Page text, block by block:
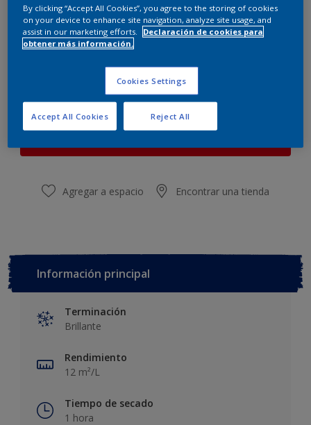
Cambiar de color
Cantidad Calculadora de pintura
Calcular
Este producto no está actualmente disponible en línea.
Agregar a espacio Encontrar una tienda
Información principal
Terminación
Brillante
Rendimiento
12 m²/L
Tiempo de secado
1 hora
By clicking “Accept All Cookies”, you agree to the storing of cookies
on your device to enhance site navigation, analyze site usage, and
assist in our marketing efforts.
Declaración de cookies para
obtener más información.
Cookies Settings
Reject All
Accept All Cookies